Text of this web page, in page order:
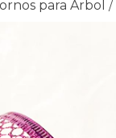
para Arbol /